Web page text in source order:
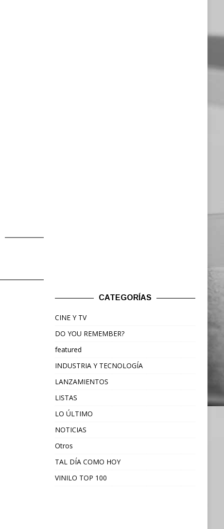
CATEGORÍAS
CINE Y TV
DO YOU REMEMBER?
featured
INDUSTRIA Y TECNOLOGÍA
LANZAMIENTOS
LISTAS
LO ÚLTIMO
NOTICIAS
Otros
TAL DÍA COMO HOY
VINILO TOP 100